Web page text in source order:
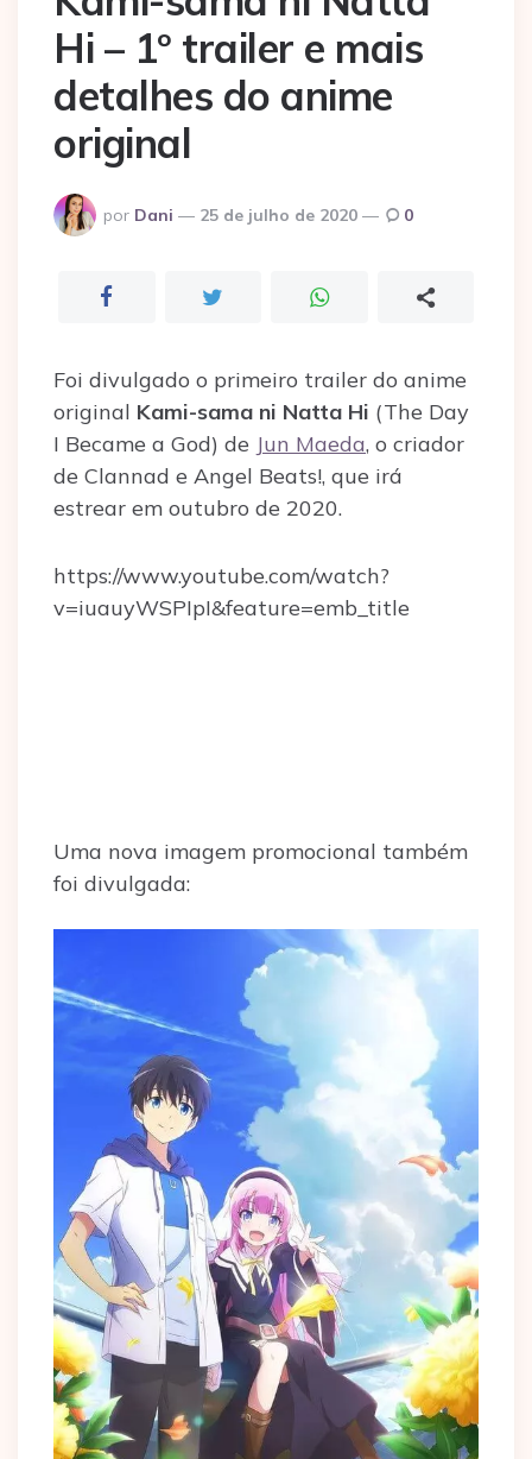
Hi – 1º trailer e mais
detalhes do anime
original
Postado
por
por Dani 25 de julho de 2020 0
Foi divulgado o primeiro trailer do anime
original Kami-sama ni Natta Hi (The Day
I Became a God) de Jun Maeda, o criador
de Clannad e Angel Beats!, que irá
estrear em outubro de 2020.
https://www.youtube.com/watch?
v=iuauyWSPIpI&feature=emb_title
Uma nova imagem promocional também
foi divulgada: